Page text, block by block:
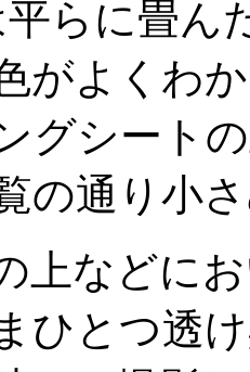
らに畳ん
がよくわ
グシート
の通り小
上などに
ひとつ透